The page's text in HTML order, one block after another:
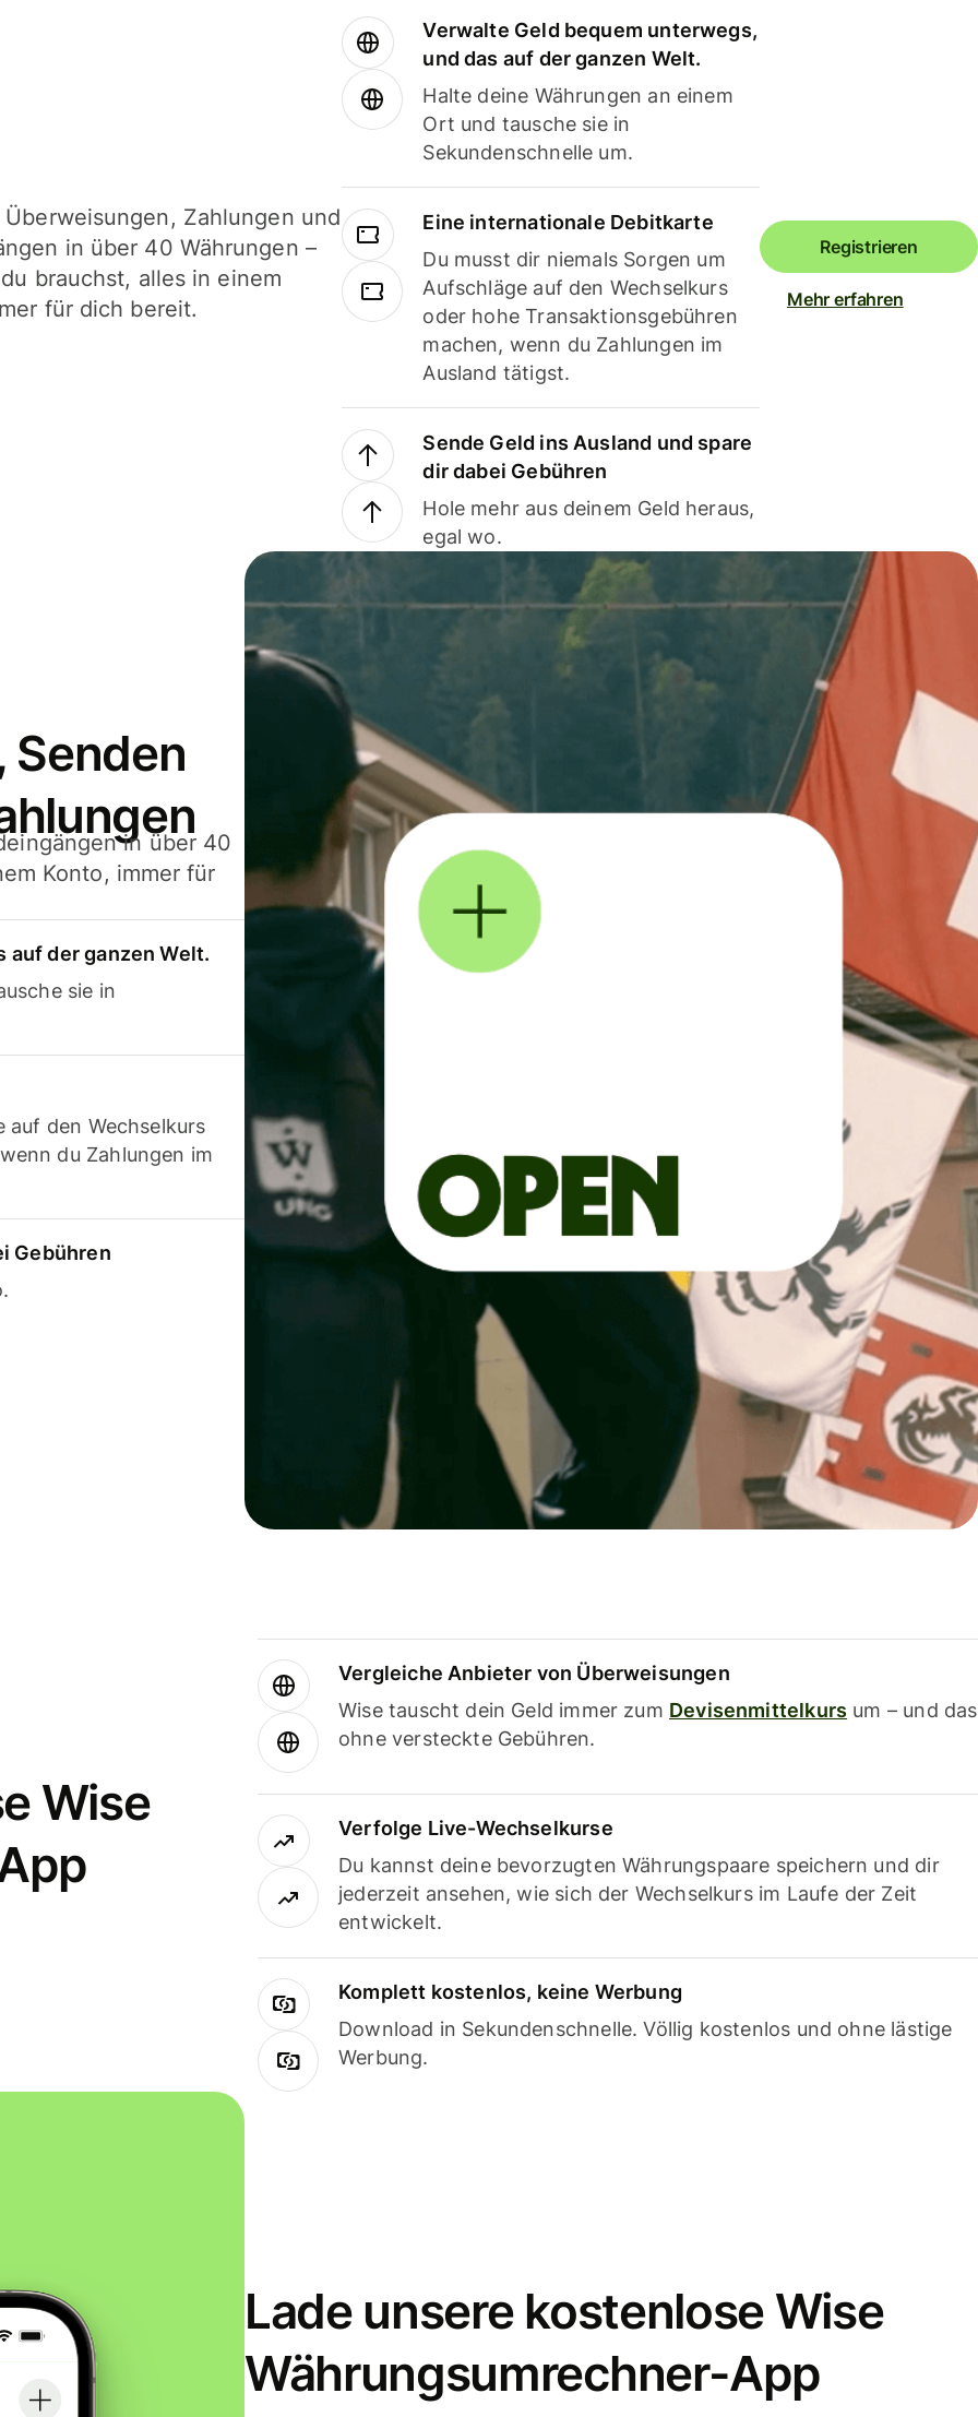
Zahlungen und
in über 40 Währungen –
brauchst, alles in einem
für dich bereit.
Verwalte Geld bequem unterwegs,
und das auf der ganzen Welt.
Halte deine Währungen an einem
Ort und tausche sie in
Sekundenschnelle um.
Eine internationale Debitkarte
Du musst dir niemals Sorgen um
Aufschläge auf den Wechselkurs
oder hohe Transaktionsgebühren
machen, wenn du Zahlungen im
Ausland tätigst.
Sende Geld ins Ausland und spare
dir dabei Gebühren
Hole mehr aus deinem Geld heraus,
egal wo.
Registrieren
Mehr erfahren
Senden
in über 40
Konto, immer für
auf der ganzen Welt.
sie in
auf den Wechselkurs
du Zahlungen im
Gebühren
Wise
Vergleiche Anbieter von Überweisungen
Wise tauscht dein Geld immer zum Devisenmittelkurs um – und das
ohne versteckte Gebühren.
Verfolge Live-Wechselkurse
Du kannst deine bevorzugten Währungspaare speichern und dir
jederzeit ansehen, wie sich der Wechselkurs im Laufe der Zeit
entwickelt.
Komplett kostenlos, keine Werbung
Download in Sekundenschnelle. Völlig kostenlos und ohne lästige
Werbung.
Lade unsere kostenlose Wise
Währungsumrechner-App